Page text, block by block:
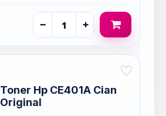
− +
♡
Toner Hp CE401A Cian
Original